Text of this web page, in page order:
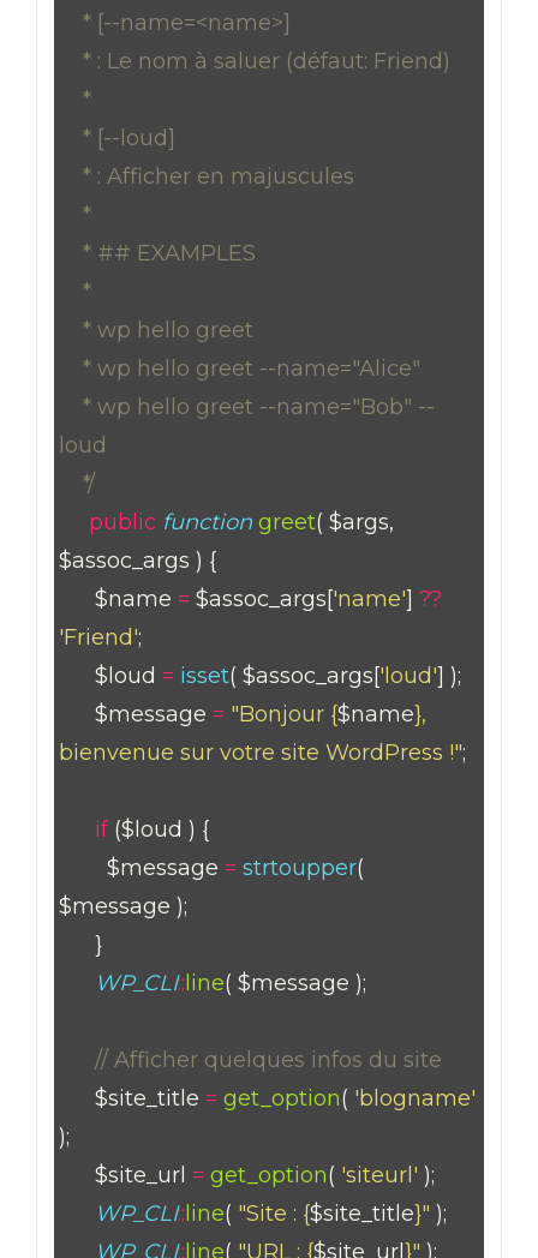
* [--name=<name>]
* : Le nom à saluer (défaut: Friend)
*
* [--loud]
* : Afficher en majuscules
*
* ## EXAMPLES
*
* wp hello greet
* wp hello greet --name="Alice"
* wp hello greet --name="Bob" --
loud
*/
public function greet( $args,
$assoc_args ) {
$name = $assoc_args['name'] ??
'Friend';
$loud = isset( $assoc_args['loud'] );
$message = "Bonjour {$name},
bienvenue sur votre site WordPress !";
if ($loud ) {
$message = strtoupper(
$message );
}
WP_CLI:: line( $message );
// Afficher quelques infos du site
$site_title = get_option( 'blogname'
);
$site_url = get_option( 'siteurl' );
WP_CLI:: line( "Site : {$site_title}" );
WP_CLI:: line( "URL : {$site_url }" );